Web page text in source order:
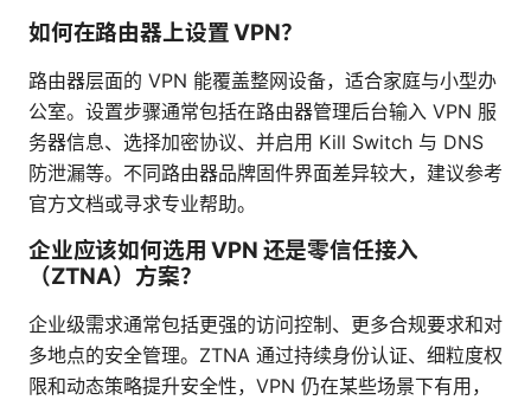
如何在路由器上设置 VPN？
路由器层面的 VPN 能覆盖整网设备，适合家庭与小型办
公室。设置步骤通常包括在路由器管理后台输入 VPN 服
务器信息、选择加密协议、并启用 Kill Switch 与 DNS
防泄漏等。不同路由器品牌固件界面差异较大，建议参考
官方文档或寻求专业帮助。
企业应该如何选用 VPN 还是零信任接入
（ZTNA）方案？
企业级需求通常包括更强的访问控制、更多合规要求和对
多地点的安全管理。ZTNA 通过持续身份认证、细粒度权
限和动态策略提升安全性，VPN 仍在某些场景下有用，